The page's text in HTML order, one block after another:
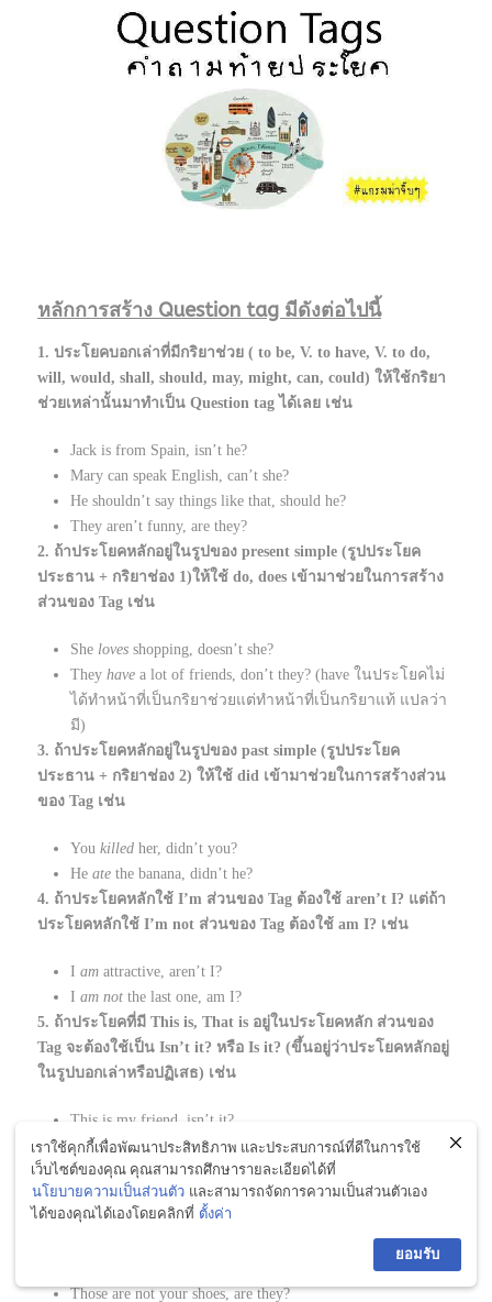
หลักการสร้าง Question tag มีดังต่อไปนี้
1. ประโยคบอกเล่าที่มีกริยาช่วย ( to be, V. to have, V. to do,
will, would, shall, should, may, might, can, could) ให้ใช้กริยา
ช่วยเหล่านั้นมาทำเป็น Question tag ได้เลย เช่น
Jack is from Spain, isn’t he?
Mary can speak English, can’t she?
He shouldn’t say things like that, should he?
They aren’t funny, are they?
2. ถ้าประโยคหลักอยู่ในรูปของ present simple (รูปประโยค
ประธาน + กริยาช่อง 1)ให้ใช้ do, does เข้ามาช่วยในการสร้าง
ส่วนของ Tag เช่น
She loves shopping, doesn’t she?
They have a lot of friends, don’t they? (have ในประโยคไม่
ได้ทำหน้าที่เป็นกริยาช่วยแต่ทำหน้าที่เป็นกริยาแท้ แปลว่า
มี)
3. ถ้าประโยคหลักอยู่ในรูปของ past simple (รูปประโยค
ประธาน + กริยาช่อง 2) ให้ใช้ did เข้ามาช่วยในการสร้างส่วน
ของ Tag เช่น
You killed her, didn’t you?
He ate the banana, didn’t he?
4. ถ้าประโยคหลักใช้ I’m ส่วนของ Tag ต้องใช้ aren’t I? แต่ถ้า
ประโยคหลักใช้ I’m not ส่วนของ Tag ต้องใช้ am I? เช่น
I am attractive, aren’t I?
I am not the last one, am I?
5. ถ้าประโยคที่มี This is, That is อยู่ในประโยคหลัก ส่วนของ
Tag จะต้องใช้เป็น Isn’t it? หรือ Is it? (ขึ้นอยู่ว่าประโยคหลักอยู่
ในรูปบอกเล่าหรือปฏิเสธ) เช่น
This is my friend, isn’t it?
That is a book, isn’t it?
6. ถ้าประโยคที่มี These are, Those are อยู่ในประโยคหลัก ส่วน
ของ Tag จะต้องใช้เป็น aren’t they? หรือ are they? (ขึ้นอยู่ว่า
ประโยคหลักอยู่ในรูปบอกเล่าหรือปฏิเสธ) เช่น
Those are not your shoes, are they?
เราใช้คุกกี้เพื่อพัฒนาประสิทธิภาพ และประสบการณ์ที่ดีในการใช้
เว็บไซต์ของคุณ คุณสามารถศึกษารายละเอียดได้ที่
นโยบายความเป็นส่วนตัว และสามารถจัดการความเป็นส่วนตัวเอง
ได้ของคุณได้เองโดยคลิกที่ ตั้งค่า
ยอมรับ